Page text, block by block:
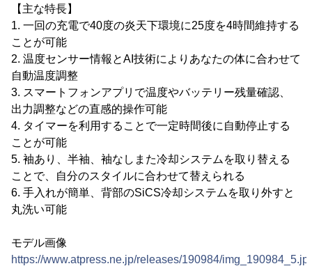
【主な特長】
1. 一回の充電で40度の炎天下環境に25度を4時間維持する
ことが可能
2. 温度センサー情報とAI技術によりあなたの体に合わせて
自動温度調整
3. スマートフォンアプリで温度やバッテリー残量確認、
出力調整などの直感的操作可能
4. タイマーを利用することで一定時間後に自動停止する
ことが可能
5. 袖あり、半袖、袖なしまた冷却システムを取り替える
ことで、自分のスタイルに合わせて替えられる
6. 手入れが簡単、背部のSiCS冷却システムを取り外すと
丸洗い可能
モデル画像
https://www.atpress.ne.jp/releases/190984/